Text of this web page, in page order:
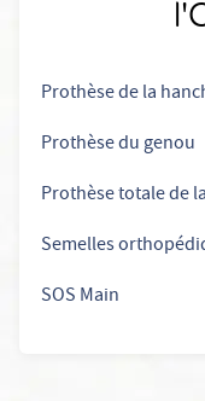
Prothèse de la
Prothèse du genou
Prothèse totale de
Semelles
SOS Main